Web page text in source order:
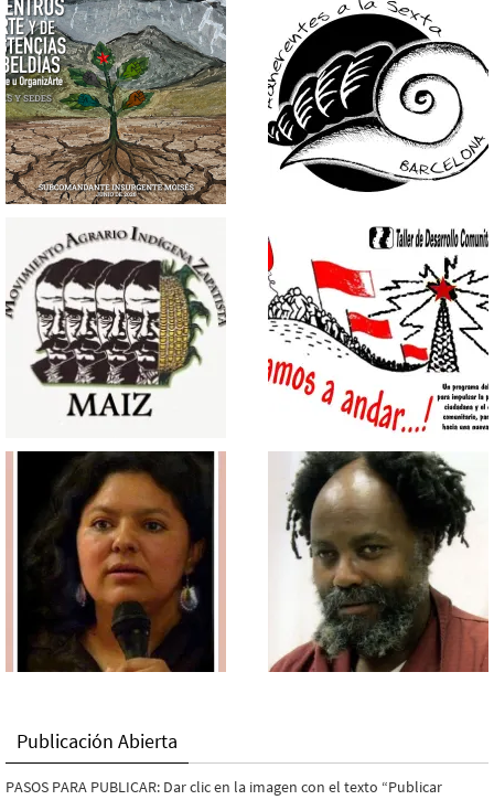
Publicación Abierta
PASOS PARA PUBLICAR: Dar clic en la imagen con el texto “Publicar